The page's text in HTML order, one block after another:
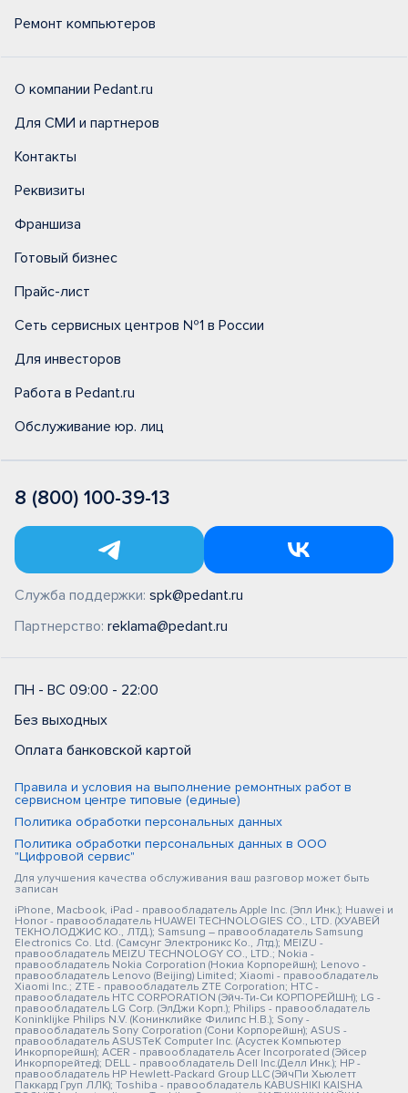
Ремонт компьютеров
О компании Pedant.ru
Для СМИ и партнеров
Контакты
Реквизиты
Франшиза
Готовый бизнес
Прайс-лист
Сеть сервисных центров №1 в России
Для инвесторов
Работа в Pedant.ru
Обслуживание юр. лиц
8 (800) 100-39-13
Служба поддержки: spk@pedant.ru
Партнерство: reklama@pedant.ru
ПН - ВС 09:00 - 22:00
Без выходных
Оплата банковской картой
Правила и условия на выполнение ремонтных работ в
сервисном центре типовые (единые)
Политика обработки персональных данных
Политика обработки персональных данных в ООО
"Цифровой сервис"
Для улучшения качества обслуживания ваш разговор может быть
записан
iPhone, Macbook, iPad - правообладатель Apple Inc. (Эпл Инк.); Huawei и
Honor - правообладатель HUAWEI TECHNOLOGIES CO., LTD. (ХУАВЕЙ
ТЕКНОЛОДЖИС КО., ЛТД.); Samsung – правообладатель Samsung
Electronics Co. Ltd. (Самсунг Электроникс Ко., Лтд.); MEIZU -
правообладатель MEIZU TECHNOLOGY CO., LTD.; Nokia -
правообладатель Nokia Corporation (Нокиа Корпорейшн); Lenovo -
правообладатель Lenovo (Beijing) Limited; Xiaomi - правообладатель
Xiaomi Inc.; ZTE - правообладатель ZTE Corporation; HTC -
правообладатель HTC CORPORATION (Эйч-Ти-Си КОРПОРЕЙШН); LG -
правообладатель LG Corp. (ЭлДжи Корп.); Philips - правообладатель
Koninklijke Philips N.V. (Конинклийке Филипс Н.В.); Sony -
правообладатель Sony Corporation (Сони Корпорейшн); ASUS -
правообладатель ASUSTeK Computer Inc. (Асустек Компьютер
Инкорпорейшн); ACER - правообладатель Acer Incorporated (Эйсер
Инкорпорейтед); DELL - правообладатель Dell Inc.(Делл Инк.); HP -
правообладатель HP Hewlett-Packard Group LLC (ЭйчПи Хьюлетт
Паккард Груп ЛЛК); Toshiba - правообладатель KABUSHIKI KAISHA